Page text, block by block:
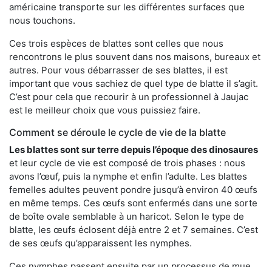
américaine transporte sur les différentes surfaces que
nous touchons.
Ces trois espèces de blattes sont celles que nous
rencontrons le plus souvent dans nos maisons, bureaux et
autres. Pour vous débarrasser de ses blattes, il est
important que vous sachiez de quel type de blatte il s’agit.
C’est pour cela que recourir à un professionnel à Jaujac
est le meilleur choix que vous puissiez faire.
Comment se déroule le cycle de vie de la blatte
Les blattes sont sur terre depuis l’époque des dinosaures
et leur cycle de vie est composé de trois phases : nous
avons l’œuf, puis la nymphe et enfin l’adulte. Les blattes
femelles adultes peuvent pondre jusqu’à environ 40 œufs
en même temps. Ces œufs sont enfermés dans une sorte
de boîte ovale semblable à un haricot. Selon le type de
blatte, les œufs éclosent déjà entre 2 et 7 semaines. C’est
de ses œufs qu’apparaissent les nymphes.